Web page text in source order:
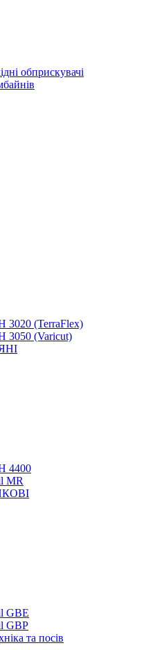
обприскувачі
3020 (TerraFlex)
3050 (Varicut)
4400
MR
GBE
GBP
та посів